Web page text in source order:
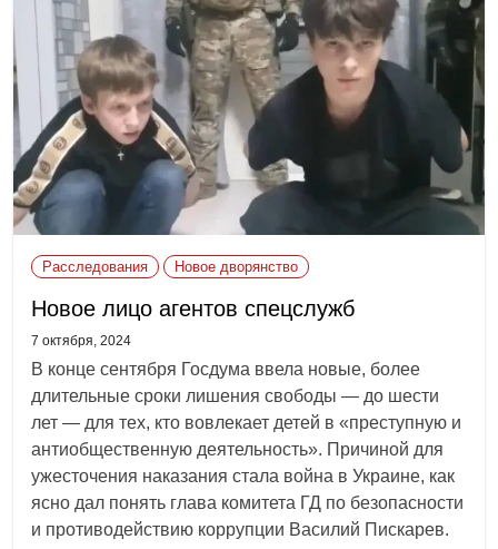
Расследования Новое дворянство
Новое лицо агентов спецслужб
7 октября, 2024
В конце сентября Госдума ввела новые, более
длительные сроки лишения свободы — до шести
лет — для тех, кто вовлекает детей в «преступную и
антиобщественную деятельность». Причиной для
ужесточения наказания стала война в Украине, как
ясно дал понять глава комитета ГД по безопасности
и противодействию коррупции Василий Пискарев.